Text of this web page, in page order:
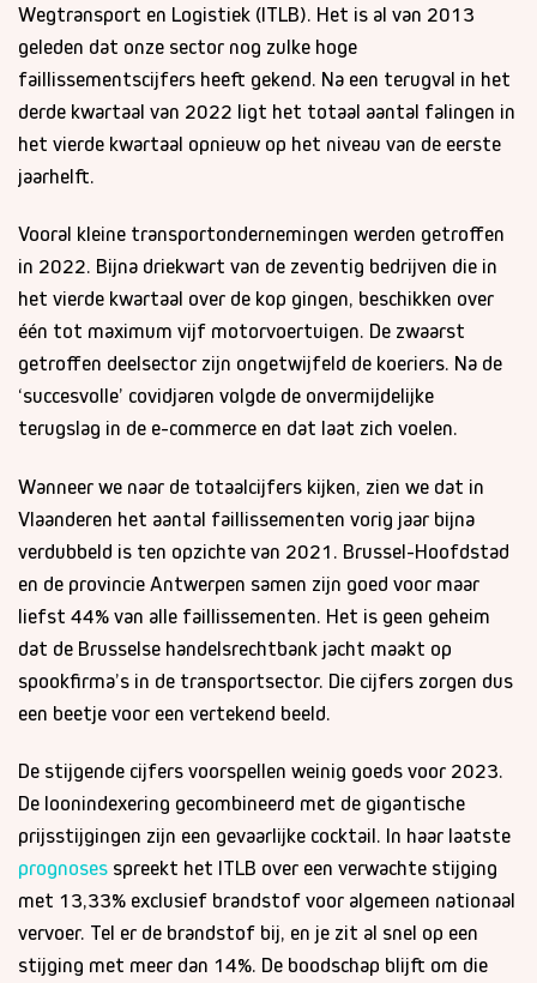
Wegtransport en Logistiek (ITLB). Het is al van 2013
geleden dat onze sector nog zulke hoge
faillissementscijfers heeft gekend. Na een terugval in het
derde kwartaal van 2022 ligt het totaal aantal falingen in
het vierde kwartaal opnieuw op het niveau van de eerste
jaarhelft.
Vooral kleine transportondernemingen werden getroffen
in 2022. Bijna driekwart van de zeventig bedrijven die in
het vierde kwartaal over de kop gingen, beschikken over
één tot maximum vijf motorvoertuigen. De zwaarst
getroffen deelsector zijn ongetwijfeld de koeriers. Na de
‘succesvolle’ covidjaren volgde de onvermijdelijke
terugslag in de e-commerce en dat laat zich voelen.
Wanneer we naar de totaalcijfers kijken, zien we dat in
Vlaanderen het aantal faillissementen vorig jaar bijna
verdubbeld is ten opzichte van 2021. Brussel-Hoofdstad
en de provincie Antwerpen samen zijn goed voor maar
liefst 44% van alle faillissementen. Het is geen geheim
dat de Brusselse handelsrechtbank jacht maakt op
spookfirma’s in de transportsector. Die cijfers zorgen dus
een beetje voor een vertekend beeld.
De stijgende cijfers voorspellen weinig goeds voor 2023.
De loonindexering gecombineerd met de gigantische
prijsstijgingen zijn een gevaarlijke cocktail. In haar laatste
prognoses spreekt het ITLB over een verwachte stijging
met 13,33% exclusief brandstof voor algemeen nationaal
vervoer. Tel er de brandstof bij, en je zit al snel op een
stijging met meer dan 14%. De boodschap blijft om die